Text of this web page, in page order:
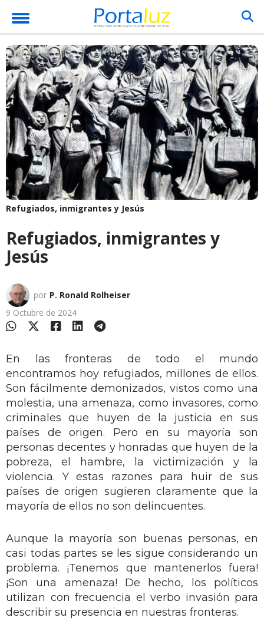
Refugiados, inmigrantes y Jesús
Refugiados, inmigrantes y
Jesús
por P. Ronald Rolheiser
9 Octubre de 2024
En las fronteras de todo el mundo
encontramos hoy refugiados, millones de ellos.
Son fácilmente demonizados, vistos como una
molestia, una amenaza, como invasores, como
criminales que huyen de la justicia en sus
países de origen. Pero en su mayoría son
personas decentes y honradas que huyen de la
pobreza, el hambre, la victimización y la
violencia. Y estas razones para huir de sus
países de origen sugieren claramente que la
mayoría de ellos no son delincuentes.
Aunque la mayoría son buenas personas, en
casi todas partes se les sigue considerando un
problema. ¡Tenemos que mantenerlos fuera!
¡Son una amenaza! De hecho, los políticos
utilizan con frecuencia el verbo invasión para
describir su presencia en nuestras fronteras.